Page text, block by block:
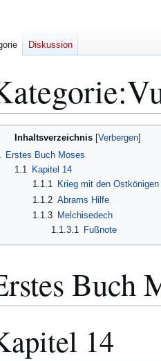
:
Inhaltsverzeichnis
Erstes Buch Moses
1.1
Kapitel 14
1.1.1 Krieg mit den Ostkönigen
1.1.2 Abrams Hilfe
1.1.3 Melchisedech
1.1.3.1
Fußnote
Buch
14
Diskussion